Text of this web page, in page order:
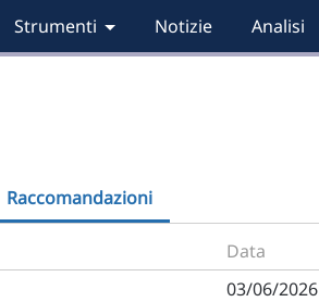
Strumenti Notizie Analisi
Raccomandazioni
Data
03/06/2026